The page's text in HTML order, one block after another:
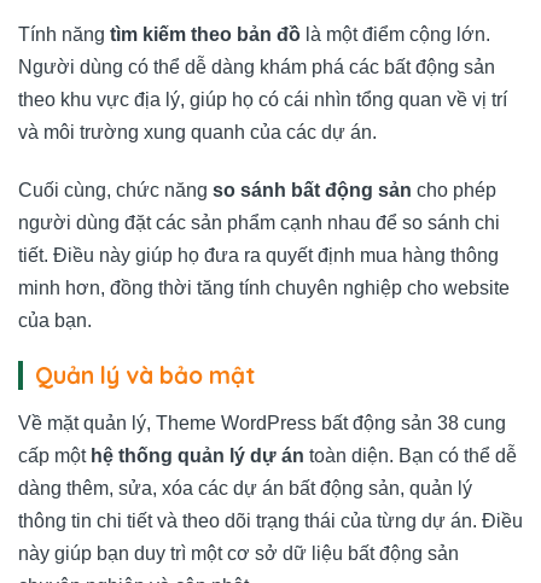
Tính năng tìm kiếm theo bản đồ là một điểm cộng lớn.
Người dùng có thể dễ dàng khám phá các bất động sản
theo khu vực địa lý, giúp họ có cái nhìn tổng quan về vị trí
và môi trường xung quanh của các dự án.
Cuối cùng, chức năng so sánh bất động sản cho phép
người dùng đặt các sản phẩm cạnh nhau để so sánh chi
tiết. Điều này giúp họ đưa ra quyết định mua hàng thông
minh hơn, đồng thời tăng tính chuyên nghiệp cho website
của bạn.
Quản lý và bảo mật
Về mặt quản lý, Theme WordPress bất động sản 38 cung
cấp một hệ thống quản lý dự án toàn diện. Bạn có thể dễ
dàng thêm, sửa, xóa các dự án bất động sản, quản lý
thông tin chi tiết và theo dõi trạng thái của từng dự án. Điều
này giúp bạn duy trì một cơ sở dữ liệu bất động sản